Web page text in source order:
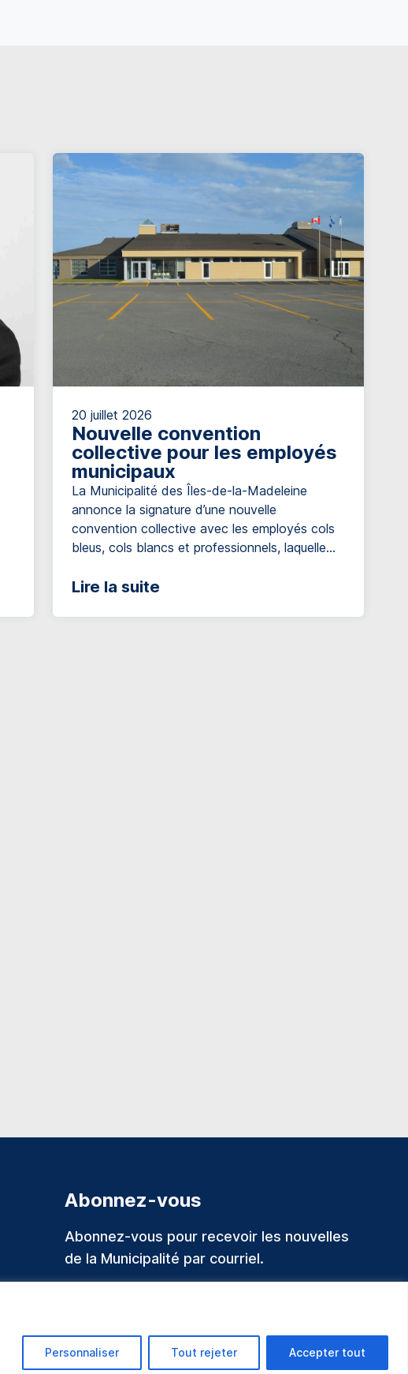
Personnaliser Tout rejeter Accepter tout
20 juillet 2026
Nouvelle convention
collective pour les employés
municipaux
La Municipalité des Îles-de-la-Madeleine
annonce la signature d’une nouvelle
convention collective avec les employés cols
bleus, cols blancs et professionnels, laquelle
jusqu’au 1er janvier 2030. La nouvelle
Lire la suite
Abonnez-vous
Abonnez-vous pour recevoir les nouvelles
de la Municipalité par courriel.